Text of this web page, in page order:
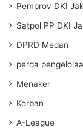
Pemprov DKI
Satpol PP DKI
DPRD Medan
perda
Menaker
Korban
A-League